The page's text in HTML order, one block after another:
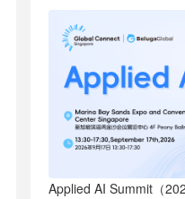
Applied AI Summit（